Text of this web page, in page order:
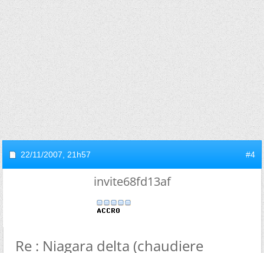
22/11/2007, 21h57 #4
invite68fd13af
Re : Niagara delta (chaudiere